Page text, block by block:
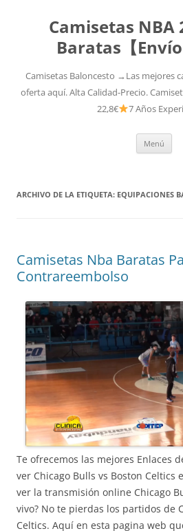
Camisetas NBA
Baratas【Envío
Camisetas Baloncesto →Las mejores
oferta aquí. Alta Calidad-Precio.
22,8€
7 Años
Menú
ARCHIVO DE LA ETIQUETA: EQUIPACIONES
Camisetas Nba Baratas
Contrareembolso
Te ofrecemos las mejores Enlaces
ver Chicago Bulls vs Boston Celtics
ver la transmisión online Chicago
vivo? No te pierdas los partidos de
Celtics. Aquí en esta pagina web